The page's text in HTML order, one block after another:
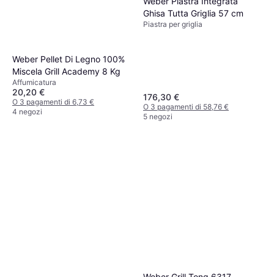
Weber Pellet Di Legno 100%
Miscela Grill Academy 8 Kg
Affumicatura
20,20 €
O 3 pagamenti di 6,73 €
4 negozi
Ghisa Tutta Griglia 57 cm
Piastra per griglia
176,30 €
O 3 pagamenti di 58,76 €
5 negozi